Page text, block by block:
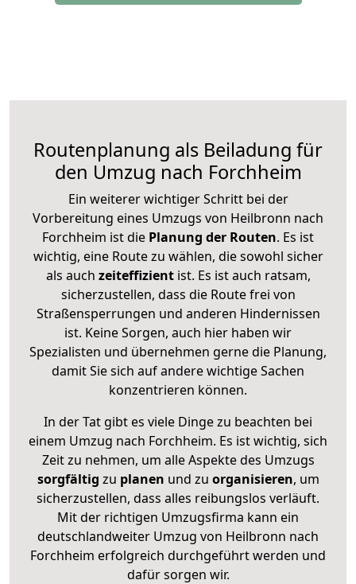
Routenplanung als Beiladung für
den Umzug nach Forchheim
Ein weiterer wichtiger Schritt bei der
Vorbereitung eines Umzugs von Heilbronn nach
Forchheim ist die Planung der Routen. Es ist
wichtig, eine Route zu wählen, die sowohl sicher
als auch zeiteffizientist. Es ist auch ratsam,
sicherzustellen, dass die Route frei von
Straßensperrungen und anderen Hindernissen
ist. Keine Sorgen, auch hier haben wir
Spezialisten und übernehmen gerne die Planung,
damit Sie sich auf andere wichtige Sachen
konzentrieren können.
In der Tat gibt es viele Dinge zu beachten bei
einem Umzug nach Forchheim. Es ist wichtig, sich
Zeit zu nehmen, um alle Aspekte des Umzugs
sorgfältig zu planen und zu organisieren, um
sicherzustellen, dass alles reibungslos verläuft.
Mit der richtigen Umzugsfirma kann ein
deutschlandweiter Umzug von Heilbronn nach
Forchheim erfolgreich durchgeführt werden und
dafür sorgen wir.